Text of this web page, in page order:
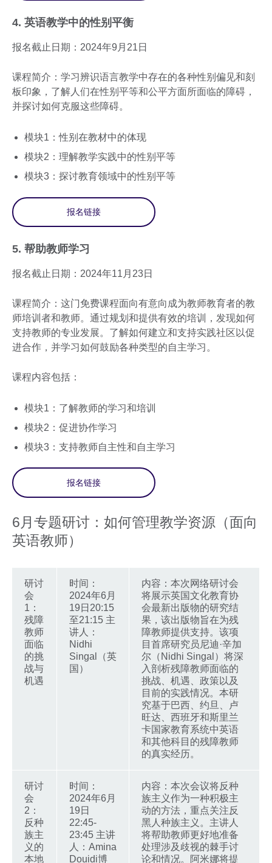
4. 英语教学中的性别平衡
报名截止日期：2024年9月21日
课程简介：学习辨识语言教学中存在的各种性别偏见和刻
板印象，了解人们在性别平等和公平方面所面临的障碍，
并探讨如何克服这些障碍。
模块1：性别在教材中的体现
模块2：理解教学实践中的性别平等
模块3：探讨教育领域中的性别平等
报名链接
5. 帮助教师学习
报名截止日期：2024年11月23日
课程简介：这门免费课程面向有意向成为教师教育者的教
师培训者和教师。通过规划和提供有效的培训，发现如何
支持教师的专业发展。了解如何建立和支持实践社区以促
进合作，并学习如何鼓励各种类型的自主学习。
课程内容包括：
模块1：了解教师的学习和培训
模块2：促进协作学习
模块3：支持教师自主性和自主学习
报名链接
6月专题研讨：如何管理教学资源（面向
英语教师）
研讨
会
1：
残障
教师
面临
的挑
战与
机遇
时间：
2024年6月
19日20:15
至21:15 主
讲人：
Nidhi
Singal（英
国）
内容：本次网络研讨会
将展示英国文化教育协
会最新出版物的研究结
果，该出版物旨在为残
障教师提供支持。该项
目首席研究员尼迪·辛加
尔（Nidhi Singal）将深
入剖析残障教师面临的
挑战、机遇、政策以及
目前的实践情况。本研
究基于巴西、约旦、卢
旺达、西班牙和斯里兰
卡国家教育系统中英语
和其他科目的残障教师
的真实经历。
研讨
会
2：
反种
族主
义的
本地
时间：
2024年6月
19日
22:45-
23:45 主讲
人：Amina
Douidi博
内容：本次会议将反种
族主义作为一种积极主
动的方法，重点关注反
黑人种族主义。主讲人
将帮助教师更好地准备
处理涉及歧视的棘手讨
论和情况。阿米娜将提